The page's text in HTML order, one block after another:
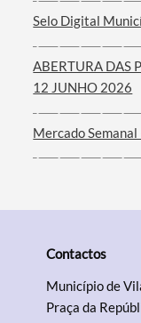
Filtros
Selo Digital
ABERTURA DAS
12 JUNHO 2026
Mercado
Contactos
Município de
Praça da